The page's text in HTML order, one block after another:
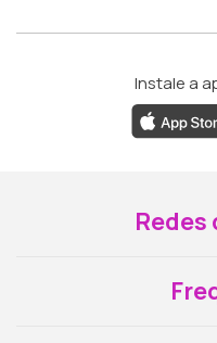
Instale a